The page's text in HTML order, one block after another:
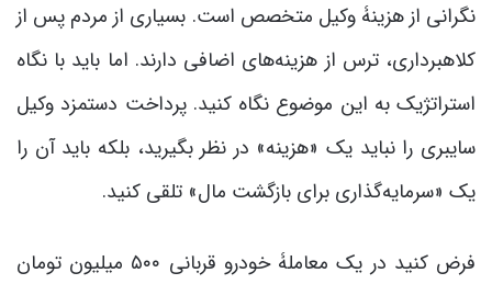
نگرانی از هزینۀ وکیل متخصص است. بسیاری از مردم پس از
کلاهبرداری، ترس از هزینه‌های اضافی دارند. اما باید با نگاه
استراتژیک به این موضوع نگاه کنید. پرداخت دستمزد وکیل
سایبری را نباید یک «هزینه» در نظر بگیرید، بلکه باید آن را
یک «سرمایه‌گذاری برای بازگشت مال» تلقی کنید.
فرض کنید در یک معاملۀ خودرو قربانی ۵۰۰ میلیون تومان